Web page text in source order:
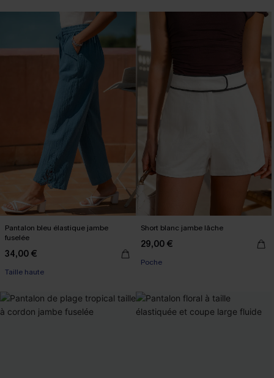
Pantalon bleu élastique jambe
fuselée
34,00 €
Taille haute
Short blanc jambe lâche
29,00 €
Poche